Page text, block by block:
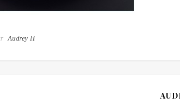
Audrey H